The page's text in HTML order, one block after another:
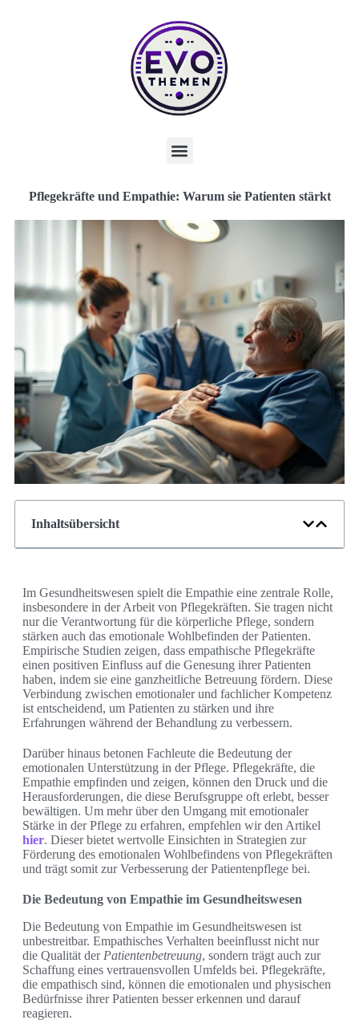
Pflegekräfte und Empathie: Warum sie Patienten stärkt
Inhaltsübersicht
Im Gesundheitswesen spielt die Empathie eine zentrale Rolle,
insbesondere in der Arbeit von Pflegekräften. Sie tragen nicht
nur die Verantwortung für die körperliche Pflege, sondern
stärken auch das emotionale Wohlbefinden der Patienten.
Empirische Studien zeigen, dass empathische Pflegekräfte
einen positiven Einfluss auf die Genesung ihrer Patienten
haben, indem sie eine ganzheitliche Betreuung fördern. Diese
Verbindung zwischen emotionaler und fachlicher Kompetenz
ist entscheidend, um Patienten zu stärken und ihre
Erfahrungen während der Behandlung zu verbessern.
Darüber hinaus betonen Fachleute die Bedeutung der
emotionalen Unterstützung in der Pflege. Pflegekräfte, die
Empathie empfinden und zeigen, können den Druck und die
Herausforderungen, die diese Berufsgruppe oft erlebt, besser
bewältigen. Um mehr über den Umgang mit emotionaler
Stärke in der Pflege zu erfahren, empfehlen wir den Artikel
hier. Dieser bietet wertvolle Einsichten in Strategien zur
Förderung des emotionalen Wohlbefindens von Pflegekräften
und trägt somit zur Verbesserung der Patientenpflege bei.
Die Bedeutung von Empathie im Gesundheitswesen
Die Bedeutung von Empathie im Gesundheitswesen ist
unbestreitbar. Empathisches Verhalten beeinflusst nicht nur
die Qualität der Patientenbetreuung, sondern trägt auch zur
Schaffung eines vertrauensvollen Umfelds bei. Pflegekräfte,
die empathisch sind, können die emotionalen und physischen
Bedürfnisse ihrer Patienten besser erkennen und darauf
reagieren.